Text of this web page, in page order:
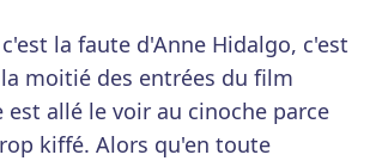
la faute d'Anne Hidalgo, c'est
moitié des entrées du film
allé le voir au cinoche parce
kiffé. Alors qu'en toute